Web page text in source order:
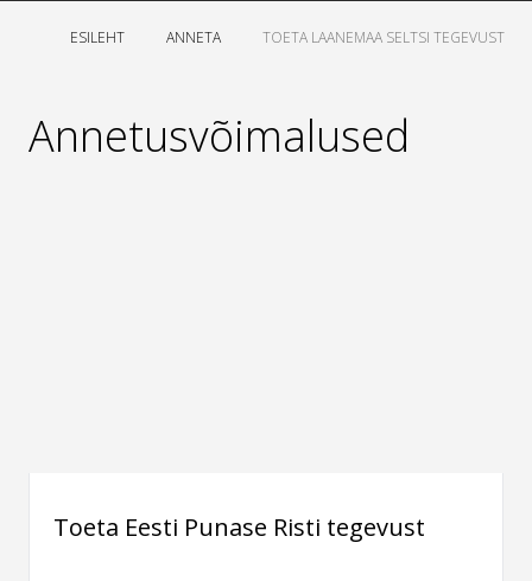
ESILEHT ANNETA TOETA LAANEMAA SELTSI TEGEVUST
Annetusvõimalused
Toeta Eesti Punase Risti tegevust